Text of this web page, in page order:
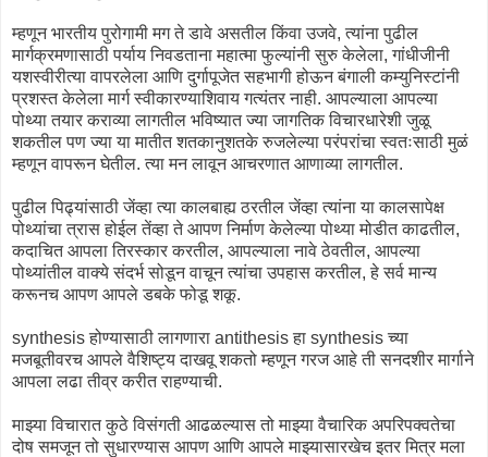
म्हणून भारतीय पुरोगामी मग ते डावे असतील किंवा उजवे, त्यांना पुढील
मार्गक्रमणासाठी पर्याय निवडताना महात्मा फुल्यांनी सुरु केलेला, गांधीजीनी
यशस्वीरीत्या वापरलेला आणि दुर्गापूजेत सहभागी होऊन बंगाली कम्युनिस्टांनी
प्रशस्त केलेला मार्ग स्वीकारण्याशिवाय गत्यंतर नाही. आपल्याला आपल्या
पोथ्या तयार कराव्या लागतील भविष्यात ज्या जागतिक विचारधारेशी जुळू
शकतील पण ज्या या मातीत शतकानुशतके रुजलेल्या परंपरांचा स्वतःसाठी मुळं
म्हणून वापरून घेतील. त्या मन लावून आचरणात आणाव्या लागतील.
पुढील पिढ्यांसाठी जेंव्हा त्या कालबाह्य ठरतील जेंव्हा त्यांना या कालसापेक्ष
पोथ्यांचा त्रास होईल तेंव्हा ते आपण निर्माण केलेल्या पोथ्या मोडीत काढतील,
कदाचित आपला तिरस्कार करतील, आपल्याला नावे ठेवतील, आपल्या
पोथ्यांतील वाक्ये संदर्भ सोडून वाचून त्यांचा उपहास करतील, हे सर्व मान्य
करूनच आपण आपले डबके फोडू शकू.
synthesis होण्यासाठी लागणारा antithesis हा synthesis च्या
मजबूतीवरच आपले वैशिष्ट्य दाखवू शकतो म्हणून गरज आहे ती सनदशीर मार्गाने
आपला लढा तीव्र करीत राहण्याची.
माझ्या विचारात कुठे विसंगती आढळल्यास तो माझ्या वैचारिक अपरिपक्वतेचा
दोष समजून तो सुधारण्यास आपण आणि आपले माझ्यासारखेच इतर मित्र मला